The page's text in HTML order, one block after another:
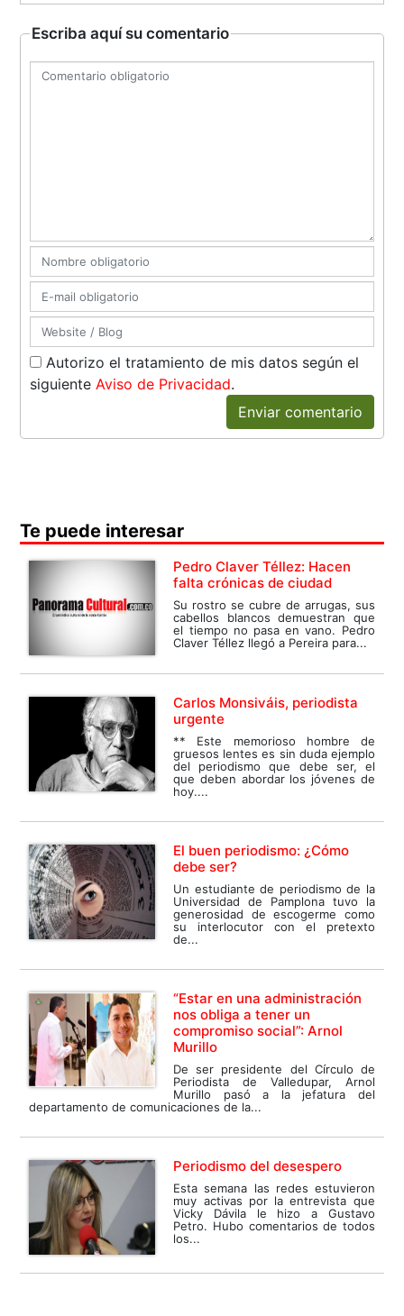
Escriba aquí su comentario
Autorizo el tratamiento de mis datos según el
siguiente Aviso de Privacidad.
Enviar comentario
Te puede interesar
Pedro Claver Téllez: Hacen
falta crónicas de ciudad
Su rostro se cubre de arrugas, sus
cabellos blancos demuestran que
el tiempo no pasa en vano. Pedro
Claver Téllez llegó a Pereira para...
Carlos Monsiváis, periodista
urgente
** Este memorioso hombre de
gruesos lentes es sin duda ejemplo
del periodismo que debe ser, el
que deben abordar los jóvenes de
hoy....
El buen periodismo: ¿Cómo
debe ser?
Un estudiante de periodismo de la
Universidad de Pamplona tuvo la
generosidad de escogerme como
su interlocutor con el pretexto
de...
“Estar en una administración
nos obliga a tener un
compromiso social”: Arnol
Murillo
De ser presidente del Círculo de
Periodista de Valledupar, Arnol
Murillo pasó a la jefatura del
departamento de comunicaciones de la...
Periodismo del desespero
Esta semana las redes estuvieron
muy activas por la entrevista que
Vicky Dávila le hizo a Gustavo
Petro. Hubo comentarios de todos
los...